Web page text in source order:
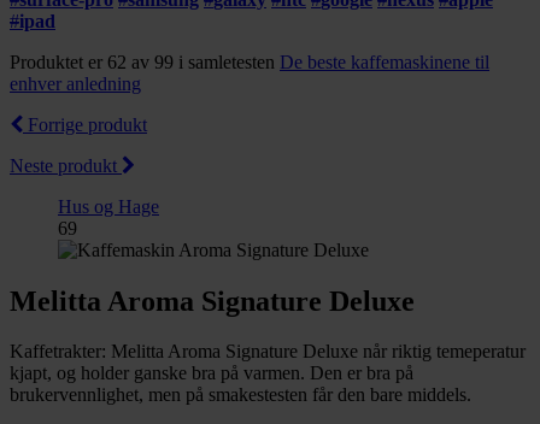
#ipad
Produktet er 62 av 99 i samletesten De beste kaffemaskinene til
enhver anledning
Forrige produkt
Neste produkt
Hus og Hage
69
Melitta Aroma Signature Deluxe
Kaffetrakter: Melitta Aroma Signature Deluxe når riktig temeperatur
kjapt, og holder ganske bra på varmen. Den er bra på
brukervennlighet, men på smakestesten får den bare middels.